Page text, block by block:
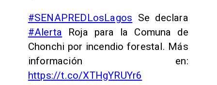
#SENAPREDLosLagos Se declara
#Alerta Roja para la Comuna de
Chonchi por incendio forestal. Más
información en:
https://t.co/XTHgYRUYr6